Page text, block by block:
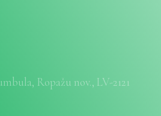
Ropažu nov., LV-2121